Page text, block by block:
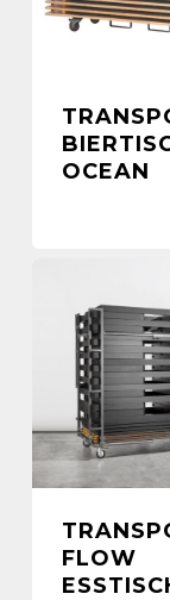
OCEAN
FLOW